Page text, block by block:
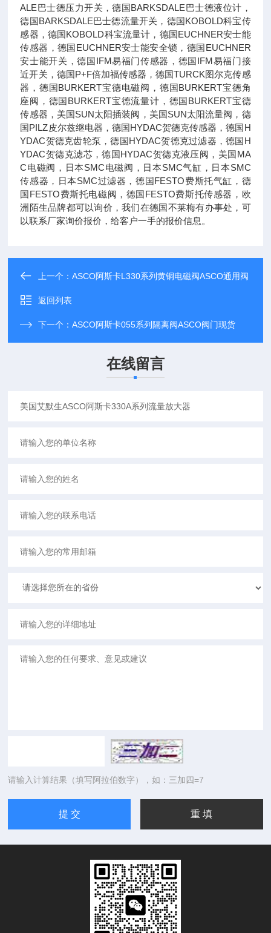
ALE巴士德压力开关，德国BARKSDALE巴士德液位计，
德国BARKSDALE巴士德流量开关，德国KOBOLD科宝传
感器，德国KOBOLD科宝流量计，德国EUCHNER安士能
传感器，德国EUCHNER安士能安全锁，德国EUCHNER
安士能开关，德国IFM易福门传感器，德国IFM易福门接
近开关，德国P+F倍加福传感器，德国TURCK图尔克传感
器，德国BURKERT宝德电磁阀，德国BURKERT宝德角
座阀，德国BURKERT宝德流量计，德国BURKERT宝德
传感器，美国SUN太阳插装阀，美国SUN太阳流量阀，德
国PILZ皮尔兹继电器，德国HYDAC贺德克传感器，德国H
YDAC贺德克齿轮泵，德国HYDAC贺德克过滤器，德国H
YDAC贺德克滤芯，德国HYDAC贺德克液压阀，美国MA
C电磁阀，日本SMC电磁阀，日本SMC气缸，日本SMC
传感器，日本SMC过滤器，德国FESTO费斯托气缸，德
国FESTO费斯托电磁阀，德国FESTO费斯托传感器，欧
洲陌生品牌都可以询价，我们在德国不莱梅有办事处，可
以联系厂家询价报价，给客户一手的报价信息。
上一个：ASCO阿斯卡L330系列黄铜电磁阀ASCO通用阀
返回列表
下一个：ASCO阿斯卡055系列隔离阀ASCO阀门现货
在线留言
请输入计算结果（填写阿拉伯数字），如：三加四=7